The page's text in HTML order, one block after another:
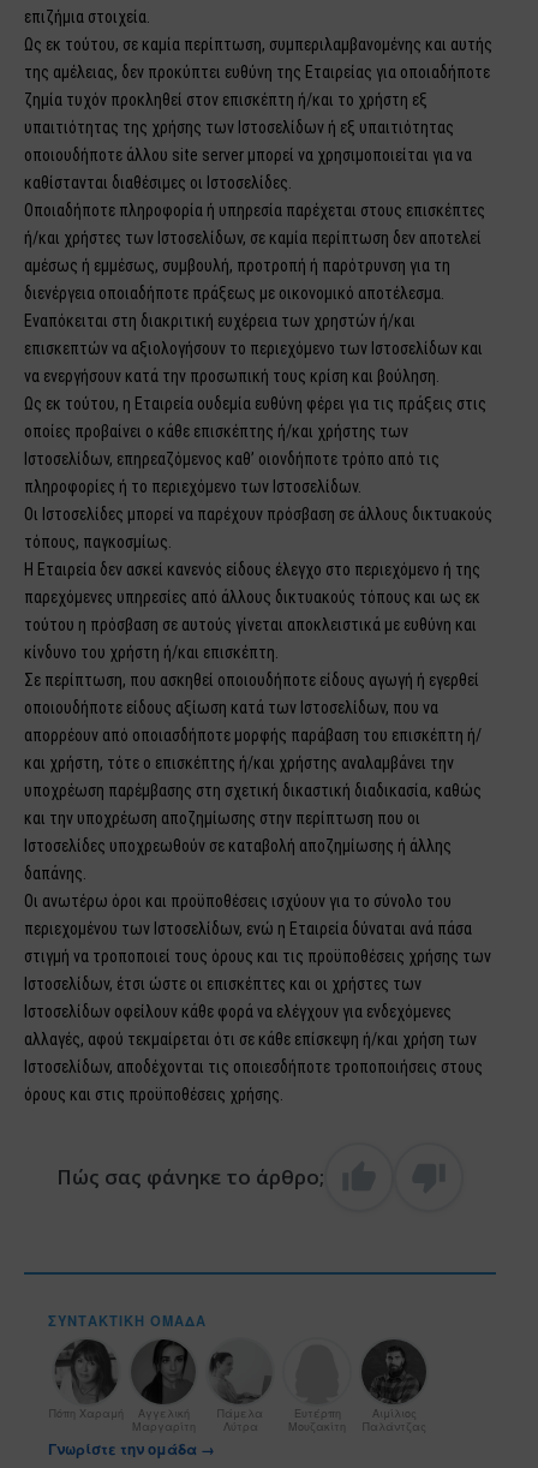
επιζήμια στοιχεία.
Ως εκ τούτου, σε καμία περίπτωση, συμπεριλαμβανομένης και αυτής
της αμέλειας, δεν προκύπτει ευθύνη της Εταιρείας για οποιαδήποτε
ζημία τυχόν προκληθεί στον επισκέπτη ή/και το χρήστη εξ
υπαιτιότητας της χρήσης των Ιστοσελίδων ή εξ υπαιτιότητας
οποιουδήποτε άλλου site server μπορεί να χρησιμοποιείται για να
καθίστανται διαθέσιμες οι Ιστοσελίδες.
Οποιαδήποτε πληροφορία ή υπηρεσία παρέχεται στους επισκέπτες
ή/και χρήστες των Ιστοσελίδων, σε καμία περίπτωση δεν αποτελεί
αμέσως ή εμμέσως, συμβουλή, προτροπή ή παρότρυνση για τη
διενέργεια οποιαδήποτε πράξεως με οικονομικό αποτέλεσμα.
Εναπόκειται στη διακριτική ευχέρεια των χρηστών ή/και
επισκεπτών να αξιολογήσουν το περιεχόμενο των Ιστοσελίδων και
να ενεργήσουν κατά την προσωπική τους κρίση και βούληση.
Ως εκ τούτου, η Εταιρεία ουδεμία ευθύνη φέρει για τις πράξεις στις
οποίες προβαίνει ο κάθε επισκέπτης ή/και χρήστης των
Ιστοσελίδων, επηρεαζόμενος καθ’ οιονδήποτε τρόπο από τις
πληροφορίες ή το περιεχόμενο των Ιστοσελίδων.
Οι Ιστοσελίδες μπορεί να παρέχουν πρόσβαση σε άλλους δικτυακούς
τόπους, παγκοσμίως.
Η Εταιρεία δεν ασκεί κανενός είδους έλεγχο στο περιεχόμενο ή της
παρεχόμενες υπηρεσίες από άλλους δικτυακούς τόπους και ως εκ
τούτου η πρόσβαση σε αυτούς γίνεται αποκλειστικά με ευθύνη και
κίνδυνο του χρήστη ή/και επισκέπτη.
Σε περίπτωση, που ασκηθεί οποιουδήποτε είδους αγωγή ή εγερθεί
οποιουδήποτε είδους αξίωση κατά των Ιστοσελίδων, που να
απορρέουν από οποιασδήποτε μορφής παράβαση του επισκέπτη ή/
και χρήστη, τότε ο επισκέπτης ή/και χρήστης αναλαμβάνει την
υποχρέωση παρέμβασης στη σχετική δικαστική διαδικασία, καθώς
και την υποχρέωση αποζημίωσης στην περίπτωση που οι
Ιστοσελίδες υποχρεωθούν σε καταβολή αποζημίωσης ή άλλης
δαπάνης.
Οι ανωτέρω όροι και προϋποθέσεις ισχύουν για το σύνολο του
περιεχομένου των Ιστοσελίδων, ενώ η Εταιρεία δύναται ανά πάσα
στιγμή να τροποποιεί τους όρους και τις προϋποθέσεις χρήσης των
Ιστοσελίδων, έτσι ώστε οι επισκέπτες και οι χρήστες των
Ιστοσελίδων οφείλουν κάθε φορά να ελέγχουν για ενδεχόμενες
αλλαγές, αφού τεκμαίρεται ότι σε κάθε επίσκεψη ή/και χρήση των
Ιστοσελίδων, αποδέχονται τις οποιεσδήποτε τροποποιήσεις στους
όρους και στις προϋποθέσεις χρήσης.
Πώς σας φάνηκε το άρθρο;
ΣΥΝΤΑΚΤΙΚΉ ΟΜΆΔΑ
Πόπη Χαραμή
Αγγελική
Μαργαρίτη
Πάμελα
Λύτρα
Ευτέρπη
Μουζακίτη
Αιμίλιος
Παλάντζας
Γνωρίστε την ομάδα →